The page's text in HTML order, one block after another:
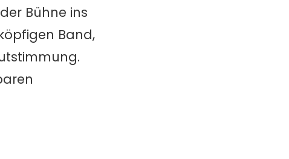
Bühne ins
Band,